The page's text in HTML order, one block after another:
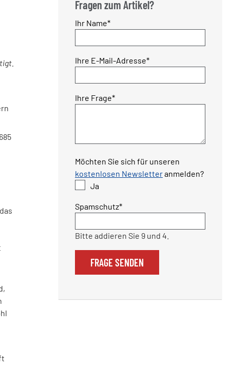
Fragen zum Artikel?
Pflichtfeld
Ihr Name*
Pflichtfeld
Ihre E-Mail-Adresse*
Pflichtfeld
Ihre Frage*
Möchten Sie sich für unseren
kostenlosen Newsletteranmelden?
Ja
Pflichtfeld
Spamschutz*
Bitte addieren Sie 9 und 4.
FRAGE SENDEN